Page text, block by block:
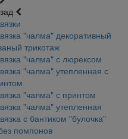
"чалма" декоративный
трикотаж
"чалма" с люрексом
"чалма" утепленная с
"чалма" с принтом
"чалма" утепленная
с бантиком "булочка"
помпонов